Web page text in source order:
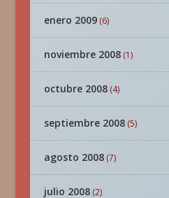
enero 2009(6)
noviembre 2008(1)
octubre 2008(4)
septiembre 2008(5)
agosto 2008(7)
julio 2008(2)